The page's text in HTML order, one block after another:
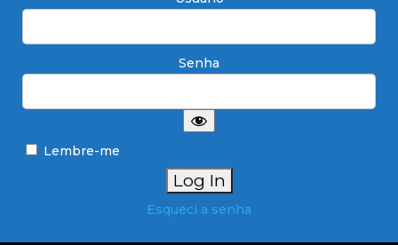
Senha
Lembre-me
Esqueci a senha